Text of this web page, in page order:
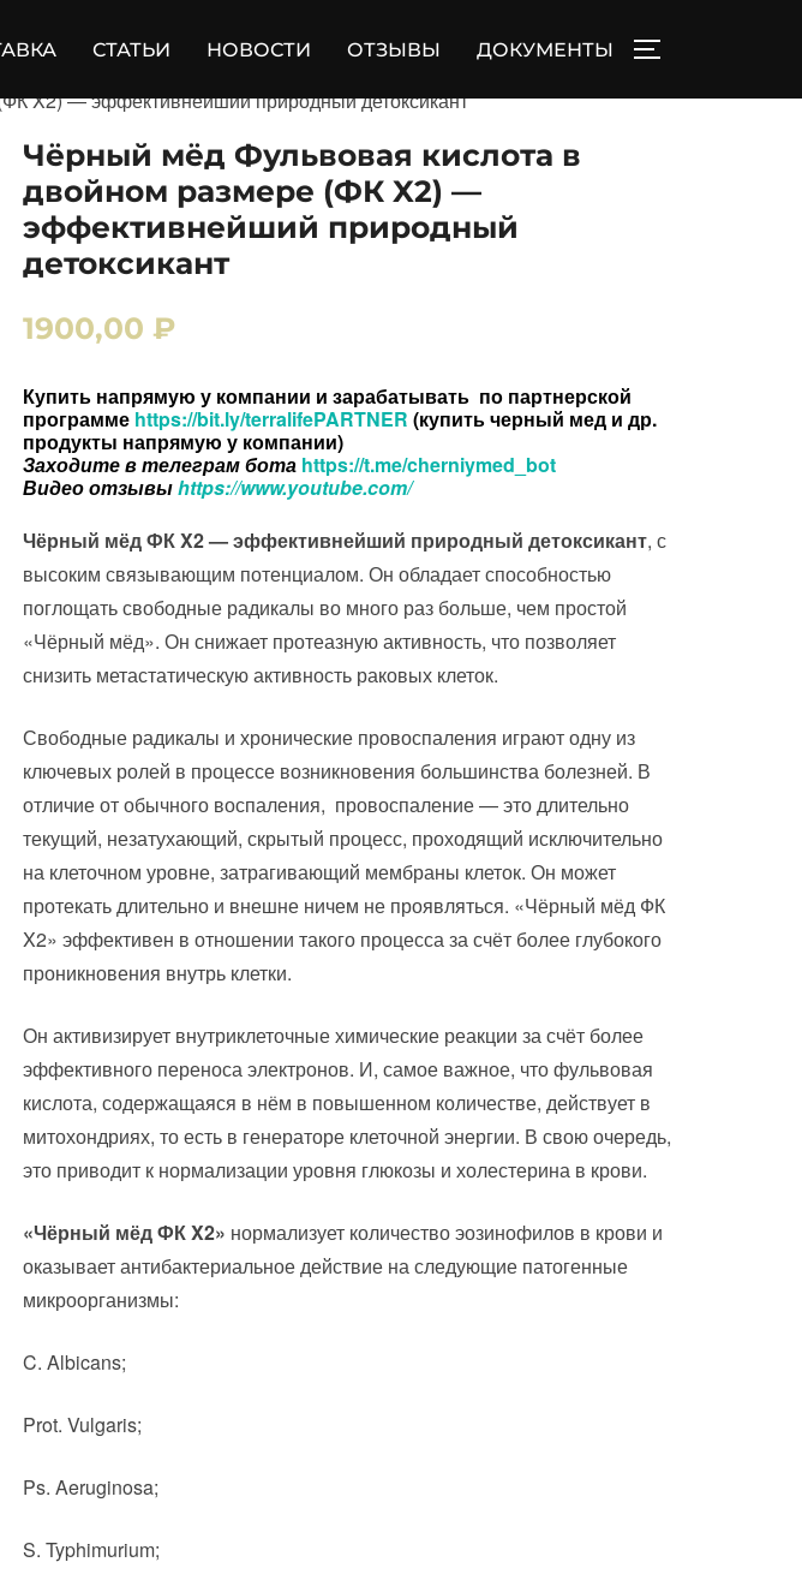
СТАТЬИ НОВОСТИ ОТЗЫВЫ ДОКУМЕНТЫ
X2) — эффективнейший природный детоксикант
Чёрный мёд Фульвовая кислота в
двойном размере (ФК X2) —
эффективнейший природный
детоксикант
1900,00 ₽
Купить напрямую у компании и зарабатывать по партнерской
программе https://bit.ly/terralifePARTNER (купить черный мед и др.
продукты напрямую у компании)
Заходите в телеграм бота https://t.me/cherniymed_bot
Видео отзывыhttps://www.youtube.com/
Чёрный мёд ФК X2 — эффективнейший природный детоксикант, с
высоким связывающим потенциалом. Он обладает способностью
поглощать свободные радикалы во много раз больше, чем простой
«Чёрный мёд». Он снижает протеазную активность, что позволяет
снизить метастатическую активность раковых клеток.
Свободные радикалы и хронические провоспаления играют одну из
ключевых ролей в процессе возникновения большинства болезней. В
отличие от обычного воспаления, провоспаление — это длительно
текущий, незатухающий, скрытый процесс, проходящий исключительно
на клеточном уровне, затрагивающий мембраны клеток. Он может
протекать длительно и внешне ничем не проявляться. «Чёрный мёд ФК
X2» эффективен в отношении такого процесса за счёт более глубокого
проникновения внутрь клетки.
Он активизирует внутриклеточные химические реакции за счёт более
эффективного переноса электронов. И, самое важное, что фульвовая
кислота, содержащаяся в нём в повышенном количестве, действует в
митохондриях, то есть в генераторе клеточной энергии. В свою очередь,
это приводит к нормализации уровня глюкозы и холестерина в крови.
«Чёрный мёд ФК X2» нормализует количество эозинофилов в крови и
оказывает антибактериальное действие на следующие патогенные
микроорганизмы:
C. Albicans;
Prot. Vulgaris;
Ps. Aeruginosa;
S. Typhimurium;